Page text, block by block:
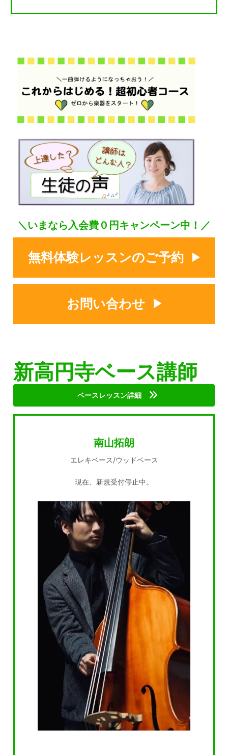
＼いまなら入会費０円キャンペーン中！／
無料体験レッスンのご予約
お問い合わせ
新高円寺ベース講師
ベースレッスン詳細
南山拓朗
エレキベース/ウッドベース
現在、新規受付停止中。